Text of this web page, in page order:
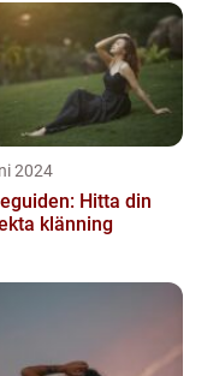
2024
Hitta din
klänning